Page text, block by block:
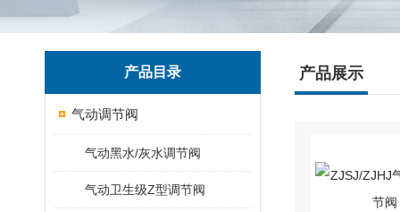
产品目录
气动调节阀
气动黑水/灰水调节阀
气动卫生级Z型调节阀
产品展示